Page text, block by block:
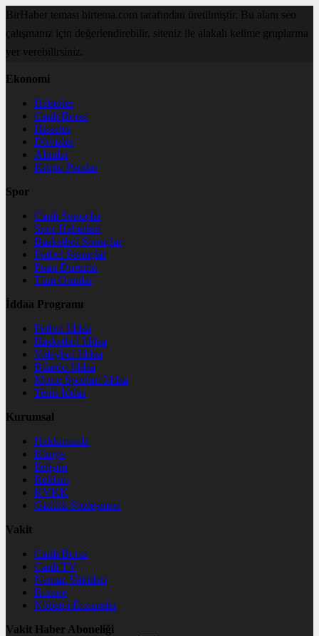
BirHaber teması birtema.com tarafından üretilmiştir. Bu alanı seo
çalışmanız için değerlendirebilir, siteniz ile alakalı kelime gruplarına
yer verebilirsiniz.
Ekonomi
Haberler
Canlı Borsa
Hisseler
Dövizler
Altınlar
Kripto Paralar
Spor
Canlı Sonuçlar
Spor Haberleri
Basketbol Sonuçlar
Futbol Sonuçlar
Puan Durumu
Tüm Oranlar
İddaa Programı
Futbol İddaa
Basketbol İddaa
Voleybol İddaa
Bilardo İddaa
Motor Sporları İddaa
Tenis İddaa
Kurumsal
Hakkımızda
Künye
İletişim
Reklam
KVKK
Gizlilik Sözleşmesi
Vakit
Canlı Borsa
Canlı TV
Namaz Vakitleri
Eczane
Nöbetçi Eczaneler
Vakit Haber Aboneliği